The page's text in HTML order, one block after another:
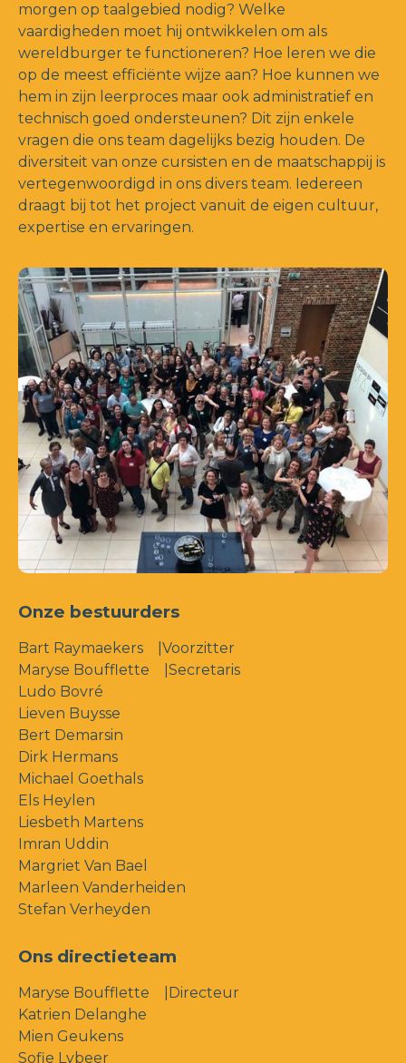
morgen op taalgebied nodig? Welke
vaardigheden moet hij ontwikkelen om als
wereldburger te functioneren? Hoe leren we die
op de meest efficiënte wijze aan? Hoe kunnen we
hem in zijn leerproces maar ook administratief en
technisch goed ondersteunen? Dit zijn enkele
vragen die ons team dagelijks bezig houden. De
diversiteit van onze cursisten en de maatschappij is
vertegenwoordigd in ons divers team. Iedereen
draagt bij tot het project vanuit de eigen cultuur,
expertise en ervaringen.
Onze bestuurders
Bart Raymaekers
|Voorzitter
Maryse Boufflette
|Secretaris
Ludo Bovré
Lieven Buysse
Bert Demarsin
Dirk Hermans
Michael Goethals
Els Heylen
Liesbeth Martens
Imran Uddin
Margriet Van Bael
Marleen Vanderheiden
Stefan Verheyden
Ons directieteam
Maryse Boufflette
|Directeur
Katrien Delanghe
Mien Geukens
Sofie Lybeer